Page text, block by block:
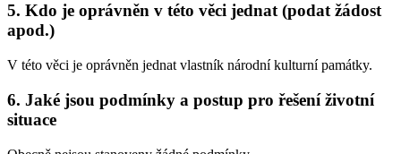
5. Kdo je oprávněn v této věci jednat (podat žádost
apod.)
V této věci je oprávněn jednat vlastník národní kulturní památky.
6. Jaké jsou podmínky a postup pro řešení životní
situace